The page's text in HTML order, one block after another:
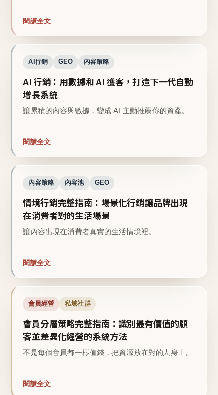
閱讀全文
AI行銷 GEO 內容策略
AI 行銷：用數據和 AI 獲客，打造下一代自動
增長系統
讓累積的內容與數據，變成 AI 主動推薦你的資產。
閱讀全文
內容策略 內容池 GEO
情境行銷完整指南：場景化行銷讓品牌出現
在消費者對的生活場景
讓內容出現在消費者真實的生活情境裡。
閱讀全文
會員經營 私域社群
會員分層策略完整指南：識別最有價值的顧
客並差異化經營的系統方法
不是每個會員都一樣值錢，把資源放在對的人身上。
閱讀全文